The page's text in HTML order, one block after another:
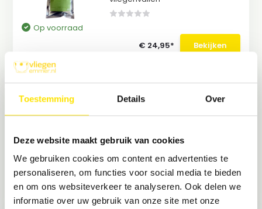
Toestemming Details Over
Deze website maakt gebruik van cookies
We gebruiken cookies om content en advertenties te
personaliseren, om functies voor social media te bieden
en om ons websiteverkeer te analyseren. Ook delen we
informatie over uw gebruik van onze site met onze
Op voorraad
€ 24,95*
Bekijken
Set Compact vanaf €26,67
Op voorraad
AVP€ 30,49 € 28,99* Bekijken
* Incl. btw Excl.Verzendkosten